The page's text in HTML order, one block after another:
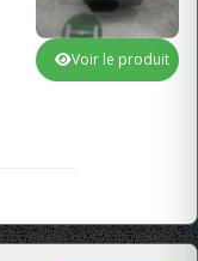
Voir le produit